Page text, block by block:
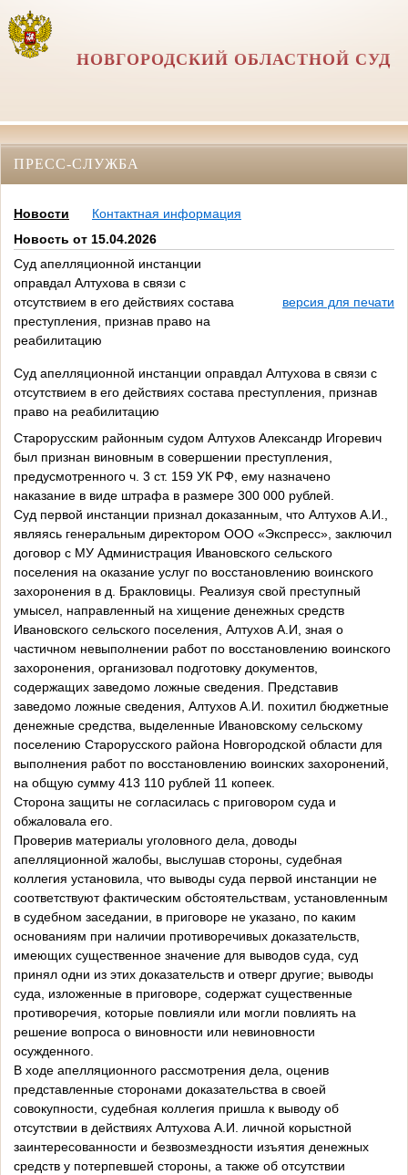
НОВГОРОДСКИЙ ОБЛАСТНОЙ СУД
ПРЕСС-СЛУЖБА
Новости
Контактная информация
Новость от 15.04.2026
Суд апелляционной инстанции
оправдал Алтухова в связи с
отсутствием в его действиях состава
преступления, признав право на
реабилитацию
версия для печати
Суд апелляционной инстанции оправдал Алтухова в связи с
отсутствием в его действиях состава преступления, признав
право на реабилитацию
Старорусским районным судом Алтухов Александр Игоревич
был признан виновным в совершении преступления,
предусмотренного ч. 3 ст. 159 УК РФ, ему назначено
наказание в виде штрафа в размере 300 000 рублей.
Суд первой инстанции признал доказанным, что Алтухов А.И.,
являясь генеральным директором ООО «Экспресс», заключил
договор с МУ Администрация Ивановского сельского
поселения на оказание услуг по восстановлению воинского
захоронения в д. Бракловицы. Реализуя свой преступный
умысел, направленный на хищение денежных средств
Ивановского сельского поселения, Алтухов А.И, зная о
частичном невыполнении работ по восстановлению воинского
захоронения, организовал подготовку документов,
содержащих заведомо ложные сведения. Представив
заведомо ложные сведения, Алтухов А.И. похитил бюджетные
денежные средства, выделенные Ивановскому сельскому
поселению Старорусского района Новгородской области для
выполнения работ по восстановлению воинских захоронений,
на общую сумму 413 110 рублей 11 копеек.
Сторона защиты не согласилась с приговором суда и
обжаловала его.
Проверив материалы уголовного дела, доводы
апелляционной жалобы, выслушав стороны, судебная
коллегия установила, что выводы суда первой инстанции не
соответствуют фактическим обстоятельствам, установленным
в судебном заседании, в приговоре не указано, по каким
основаниям при наличии противоречивых доказательств,
имеющих существенное значение для выводов суда, суд
принял одни из этих доказательств и отверг другие; выводы
суда, изложенные в приговоре, содержат существенные
противоречия, которые повлияли или могли повлиять на
решение вопроса о виновности или невиновности
осужденного.
В ходе апелляционного рассмотрения дела, оценив
представленные сторонами доказательства в своей
совокупности, судебная коллегия пришла к выводу об
отсутствии в действиях Алтухова А.И. личной корыстной
заинтересованности и безвозмездности изъятия денежных
средств у потерпевшей стороны, а также об отсутствии